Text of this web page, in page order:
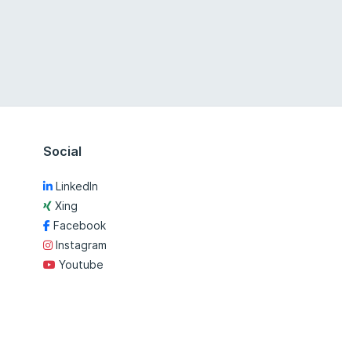
Social
LinkedIn
Xing
Facebook
Instagram
Youtube